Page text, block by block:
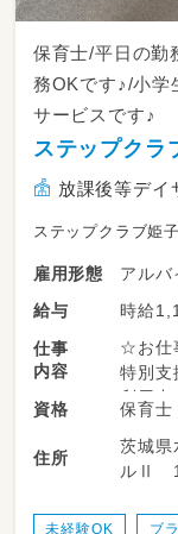
保育士/平日の
務OKです♪/小学
サービスです♪
ステップクラ
放課後等デイ
ステップクラブ姫
雇用形態
アルバ
給与
時給
仕事
内容
☆お仕
特別支
利用
・利用
・子ど
アイ
資格
住所
茨城県
ルⅡ
未経験OK ブ